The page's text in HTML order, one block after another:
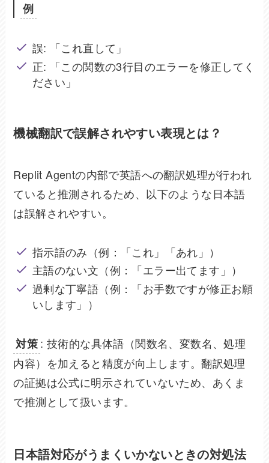
例
誤: 「これ直して」
正: 「この関数の3行目のエラーを修正してく
ださい」
機械翻訳で誤解されやすい表現とは？
Replit Agentの内部で英語への翻訳処理が行われ
ていると推測されるため、以下のような日本語
は誤解されやすい。
指示語のみ（例：「これ」「あれ」）
主語のない文（例：「エラー出てます」）
過剰な丁寧語（例：「お手数ですが修正お願
いします」）
対策: 技術的な具体語（関数名、変数名、処理
内容）を加えると精度が向上します。翻訳処理
の証拠は公式に明示されていないため、あくま
で推測として扱います。
日本語対応がうまくいかないときの対処法